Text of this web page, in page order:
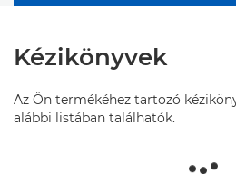
Kézikönyvek
Az Ön termékéhez tartozó
alábbi listában találhatók.